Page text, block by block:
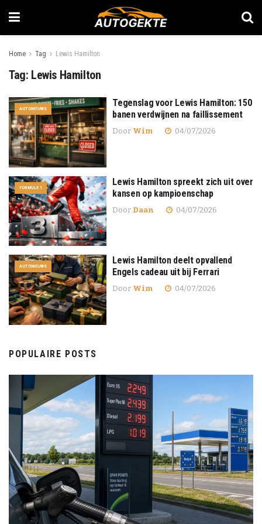
Home Tag Lewis Hamilton
Tag: Lewis Hamilton
AUTONIEUWS
Tegenslag voor Lewis Hamilton: 150
banen verdwijnen na faillissement
Door Wim 04/07/2026
FORMULE 1
Lewis Hamilton spreekt zich uit over
kansen op kampioenschap
Door Daan 04/07/2026
AUTONIEUWS
Lewis Hamilton deelt opvallend
Engels cadeau uit bij Ferrari
Door Wim 04/07/2026
POPULAIRE POSTS